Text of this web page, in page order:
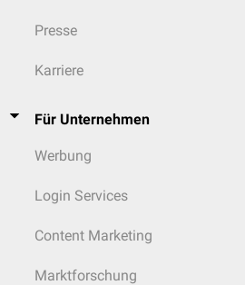
Presse
Karriere
Für Unternehmen
Werbung
Login Services
Content Marketing
Marktforschung